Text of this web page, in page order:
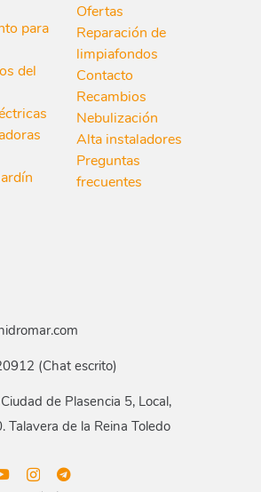
para
del
Ofertas
Reparación de
limpiafondos
Contacto
Recambios
Nebulización
Alta instaladores
Preguntas
frecuentes
(Chat escrito)
de Plasencia 5, Local,
Talavera de la Reina Toledo